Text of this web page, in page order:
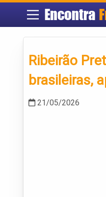
Encontra
Ribeirão
brasileiras,
21/05/2026